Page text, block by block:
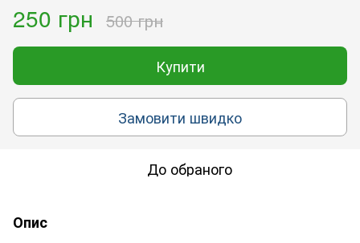
250 грн 500 грн
Купити
Замовити швидко
До обраного
Опис